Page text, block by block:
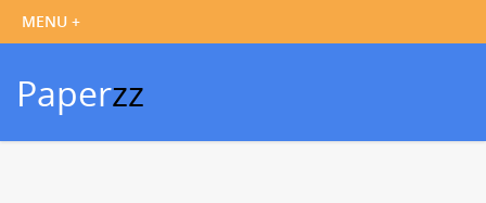
Paperzz